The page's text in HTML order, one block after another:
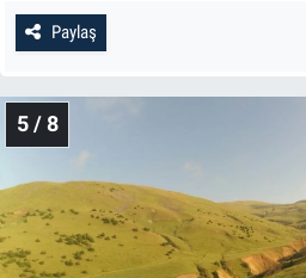
Paylaş
5 / 8